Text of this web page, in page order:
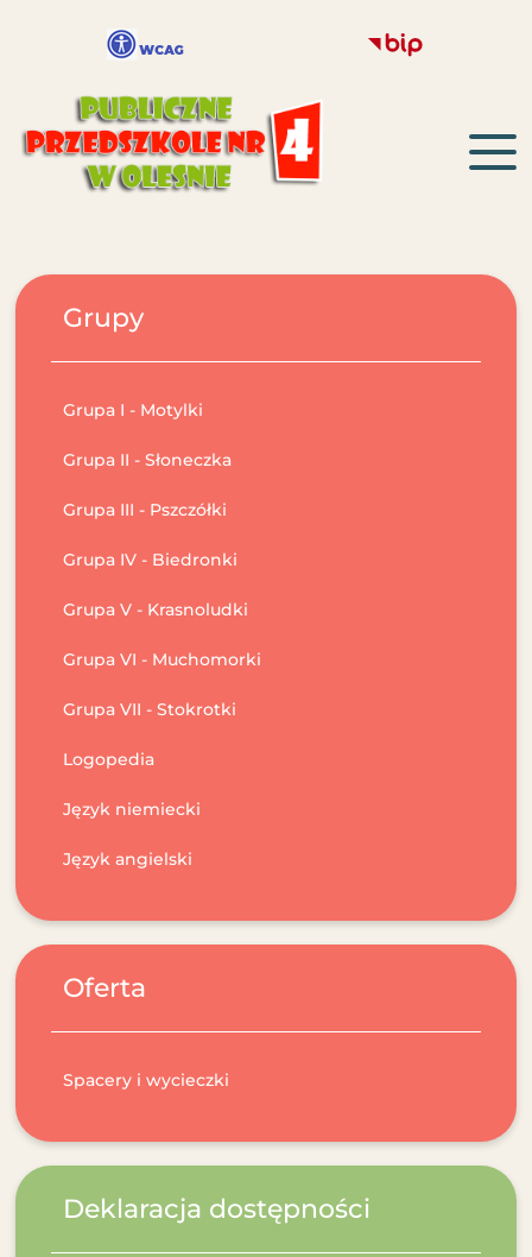
Grupy
Grupa I - Motylki
Grupa II - Słoneczka
Grupa III - Pszczółki
Grupa IV - Biedronki
Grupa V - Krasnoludki
Grupa VI - Muchomorki
Grupa VII - Stokrotki
Logopedia
Język niemiecki
Język angielski
Oferta
Spacery i wycieczki
Deklaracja dostępności